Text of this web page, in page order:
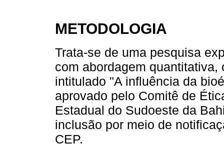
METODOLOGIA
Trata-se de uma pesquisa
com abordagem
intitulado "A influência da
aprovado pelo Comitê de
Estadual do Sudoeste da
inclusão por meio de
CEP.